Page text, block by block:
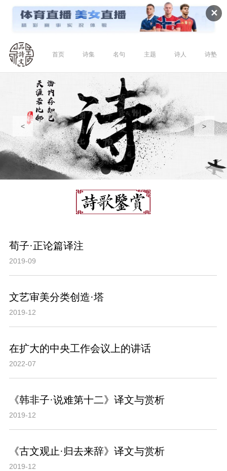
✕
首页 诗集 名句 主题 诗人 诗塾
< >
荀子·正论篇译注
2019-09
文艺审美分类创造·塔
2019-12
在扩大的中央工作会议上的讲话
2022-07
《韩非子·说难第十二》译文与赏析
2019-12
《古文观止·归去来辞》译文与赏析
2019-12